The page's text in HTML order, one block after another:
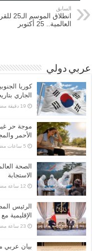
السابق
انطلاق الموسم
العالمية.. 25 أكتوبر
عربي دولي
كوريا
الجاري
موجة حر
الأحمر
الصحة
الاستجابة
الرئيس
الإقليمية
بيان عربي